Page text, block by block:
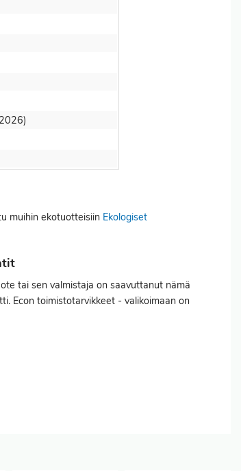
muihin ekotuotteisiin Ekologiset
tai sen valmistaja on saavuttanut nämä
Econ toimistotarvikkeet - valikoimaan on